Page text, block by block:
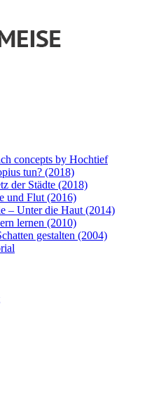
concepts by Hochtief
tun? (2018)
der Städte (2018)
und Flut (2016)
– Unter die Haut (2014)
lernen (2010)
gestalten (2004)